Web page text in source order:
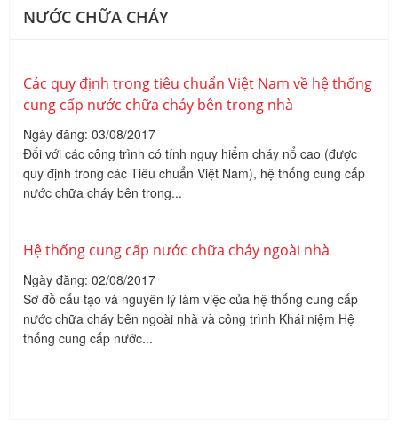
NƯỚC CHỮA CHÁY
Các quy định trong tiêu chuẩn Việt Nam về hệ thống
cung cấp nước chữa cháy bên trong nhà
Ngày đăng: 03/08/2017
Đối với các công trình có tính nguy hiểm cháy nổ cao (được
quy định trong các Tiêu chuẩn Việt Nam), hệ thống cung cấp
nước chữa cháy bên trong...
Hệ thống cung cấp nước chữa cháy ngoài nhà
Ngày đăng: 02/08/2017
Sơ đồ cấu tạo và nguyên lý làm việc của hệ thống cung cấp
nước chữa cháy bên ngoài nhà và công trình Khái niệm Hệ
thống cung cấp nước...